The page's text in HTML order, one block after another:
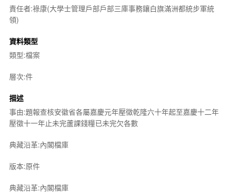
責任者:祿康(大學士管理戶部戶部三庫事務鑲白旗滿洲都統步軍統
領)
資料類型
類型:檔案
層次:件
描述
事由:題報查核安徽省各屬嘉慶元年壓徵乾隆六十年起至嘉慶十二年
壓徵十一年止未完蘆課錢糧已未完欠各數
典藏沿革:內閣檔庫
版本:原件
典藏沿革:內閣檔庫